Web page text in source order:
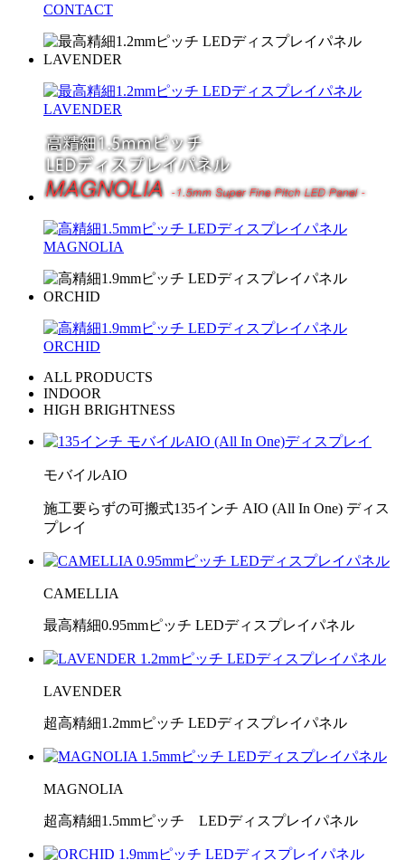
CONTACT
ALL PRODUCTS
INDOOR
HIGH BRIGHTNESS
モバイルAIO
施工要らずの可搬式135インチ AIO (All In One) ディス
プレイ
CAMELLIA
最高精細0.95mmピッチ LEDディスプレイパネル
LAVENDER
超高精細1.2mmピッチ LEDディスプレイパネル
MAGNOLIA
超高精細1.5mmピッチ LEDディスプレイパネル